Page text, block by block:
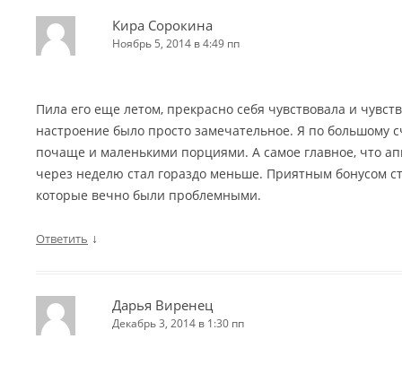
Кира Сорокина
Ноябрь 5, 2014 в 4:49 пп
Пила его еще летом, прекрасно себя чувствовала и
настроение было просто замечательное. Я по большому
почаще и маленькими порциями. А самое главное, что
через неделю стал гораздо меньше. Приятным бонусом
которые вечно были проблемными.
Ответить ↓
Дарья Виренец
Декабрь 3, 2014 в 1:30 пп